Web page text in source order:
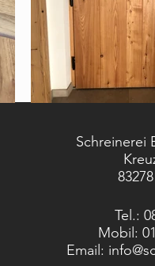
Schreinerei
Tel.:
Mobil:
Email: